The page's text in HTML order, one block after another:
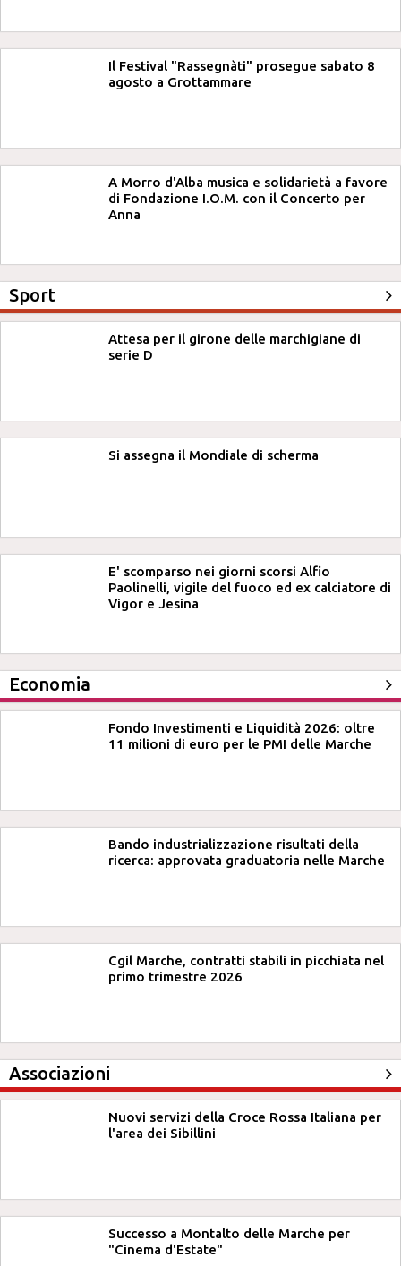
Il Festival "Rassegnàti" prosegue sabato 8
agosto a Grottammare
A Morro d'Alba musica e solidarietà a favore
di Fondazione I.O.M. con il Concerto per
Anna
Sport
Attesa per il girone delle marchigiane di
serie D
Si assegna il Mondiale di scherma
E' scomparso nei giorni scorsi Alfio
Paolinelli, vigile del fuoco ed ex calciatore di
Vigor e Jesina
Economia
Fondo Investimenti e Liquidità 2026: oltre
11 milioni di euro per le PMI delle Marche
Bando industrializzazione risultati della
ricerca: approvata graduatoria nelle Marche
Cgil Marche, contratti stabili in picchiata nel
primo trimestre 2026
Associazioni
Nuovi servizi della Croce Rossa Italiana per
l'area dei Sibillini
Successo a Montalto delle Marche per
"Cinema d'Estate"